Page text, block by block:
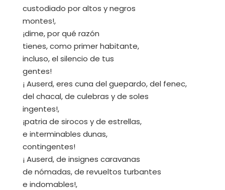
custodiado por altos y negros
montes!,
¡dime, por qué razón
tienes, como primer habitante,
incluso, el silencio de tus
gentes!
¡ Auserd, eres cuna del guepardo, del fenec,
del chacal, de culebras y de soles
ingentes!,
¡patria de sirocos y de estrellas,
e interminables dunas,
contingentes!
¡ Auserd, de insignes caravanas
de nómadas, de revueltos turbantes
e indomables!,